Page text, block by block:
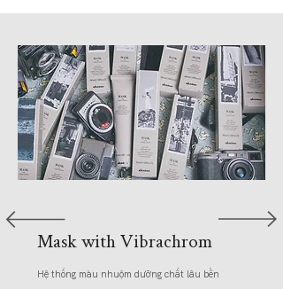
Mask with Vibrachrom
Hệ thống màu nhuộm dưỡng chất lâu bền